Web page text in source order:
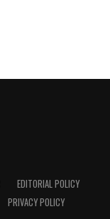
EDITORIAL POLICY
PRIVACY POLICY